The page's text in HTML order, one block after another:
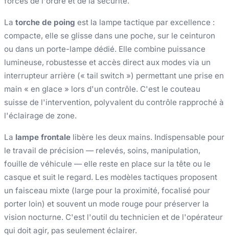
La torche de poing est la lampe tactique par excellence :
compacte, elle se glisse dans une poche, sur le ceinturon
ou dans un porte-lampe dédié. Elle combine puissance
lumineuse, robustesse et accès direct aux modes via un
interrupteur arrière (« tail switch ») permettant une prise en
main « en glace » lors d'un contrôle. C'est le couteau
suisse de l'intervention, polyvalent du contrôle rapproché à
l'éclairage de zone.
La lampe frontale libère les deux mains. Indispensable pour
le travail de précision — relevés, soins, manipulation,
fouille de véhicule — elle reste en place sur la tête ou le
casque et suit le regard. Les modèles tactiques proposent
un faisceau mixte (large pour la proximité, focalisé pour
porter loin) et souvent un mode rouge pour préserver la
vision nocturne. C'est l'outil du technicien et de l'opérateur
qui doit agir, pas seulement éclairer.